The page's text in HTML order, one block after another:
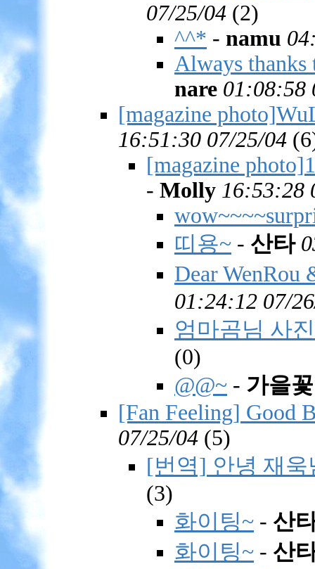
07/25/04 (2)
^^* - namu
Always thanks
nare 01:08:58
[magazine
16:51:30 07/25/04 (
[magazine
- Molly 16:53:28
띠용~ - 산타
Dear WenRou
01:24:12 07/
엄마곰님 사
(0)
@@~ - 가을꽃
[Fan Feeling] Good
07/25/04 (5)
[번역] 안녕 재욱
(3)
화이팅~ - 산
화이팅~ - 산